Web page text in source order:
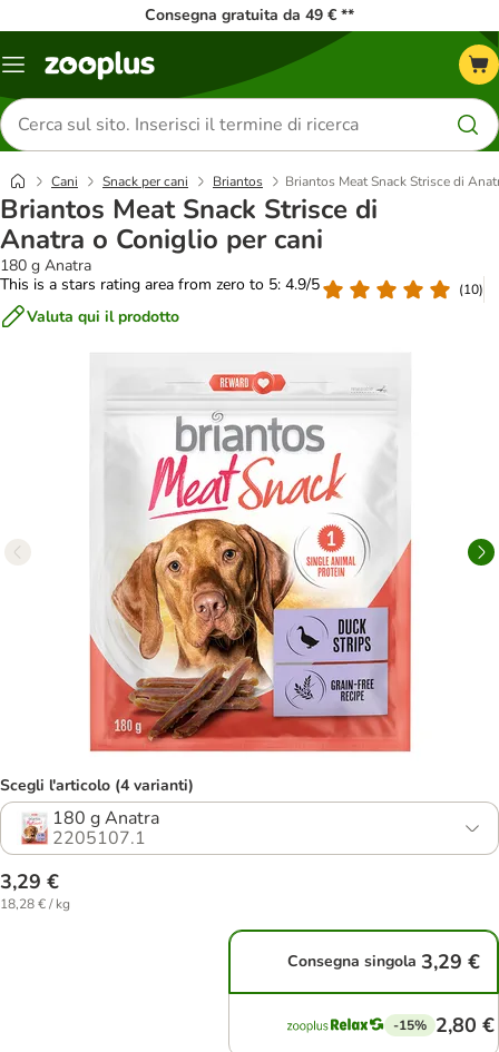
Consegna gratuita da 49 € **
Overview
Cerca
prodotti
Cani Snack per cani Briantos Briantos Meat Snack Strisce di
Briantos Meat Snack Strisce di
Anatra o Coniglio per cani
180 g Anatra
This is a stars rating area from zero to 5: 4.9/5
(10)
Valuta qui il prodotto
Scegli l'articolo (4 varianti)
180 g Anatra
2205107.1
3,29 €
18,28 € / kg
Consegna singola 3,29 €
-15% 2,80 €